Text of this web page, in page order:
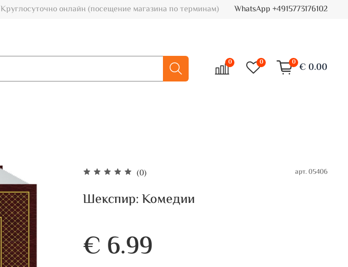
Круглосуточно онлайн (посещение магазина по терминам) WhatsApp +4915773176102
0 0 0 € 0.00
(0) арт.05406
Шекспир: Комедии
€ 6.99